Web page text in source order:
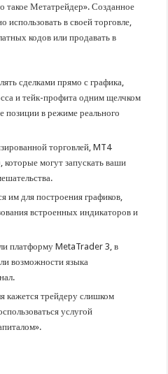
Метатрейдер». Созданное
в своей торговле,
кодов или продавать в
сделками прямо с графика,
и тейк-профита одним щелчком
в режиме реального
торговлей, MT4
которые могут запускать ваши
для построения графиков,
встроенных индикаторов и
платформу MetaTrader 3, в
возможности языка
кажется трейдеру слишком
услугой